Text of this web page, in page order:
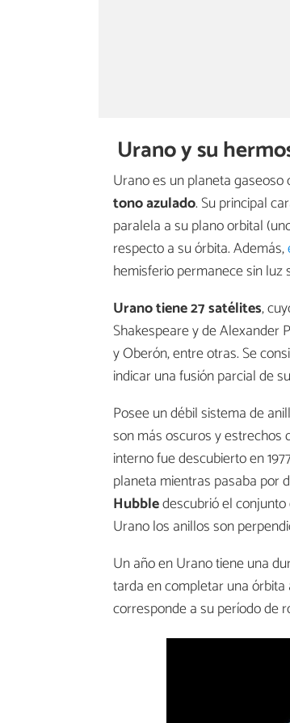
Urano y su
Urano es un planeta
tonoazulado. Su principal
paralela a su plano orbital
respecto a su órbita. Además,
hemisferio permanece sin
Urano tiene 27 satélites,
Shakespeare y de Alexander
y Oberón, entre otras. Se
indicar una fusión parcial de
Posee un débil sistema de
son más oscuros y estrechos
interno fue descubierto en
planeta mientras pasaba por
Hubbledescubrió el
Urano los anillos son
Un año en Urano tiene una
tarda en completar una órbita
corresponde a su período de